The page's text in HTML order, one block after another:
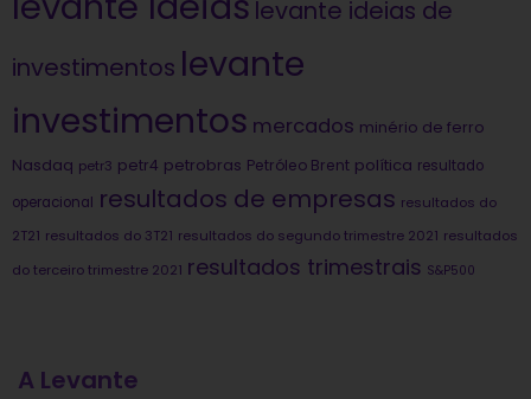
levante ideias de
investimentos levante
investimentos mercados minério de ferro
Nasdaq petr3 petr4 petrobras Petróleo Brent política resultado
operacional resultados de empresas resultados do
2T21 resultados do 3T21 resultados do segundo trimestre 2021 resultados
do terceiro trimestre 2021 resultados trimestrais S&P500
A Levante